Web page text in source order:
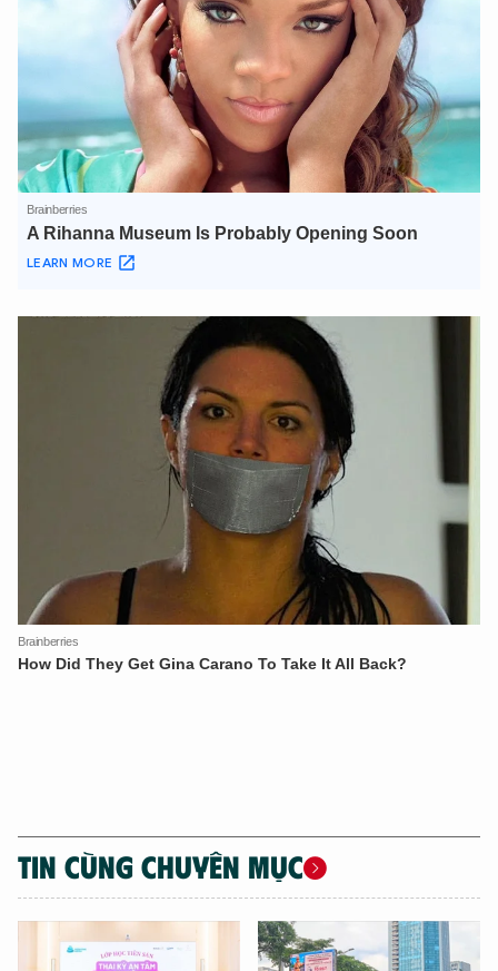
TIN CÙNG CHUYÊN MỤC